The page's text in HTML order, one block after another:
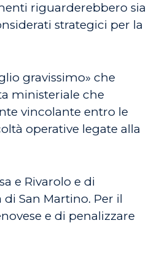
riguarderebbero sia
strategici per la
gravissimo» che
ministeriale che
vincolante entro le
operative legate alla
e Rivarolo e di
San Martino. Per il
e di penalizzare